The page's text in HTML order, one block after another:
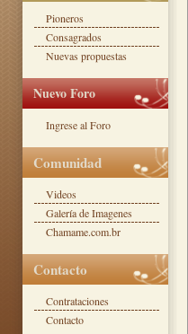
Pioneros
Consagrados
Nuevas propuestas
Nuevo Foro
Ingrese al Foro
Comunidad
Videos
Galería de Imagenes
Chamame.com.br
Contacto
Contrataciones
Contacto